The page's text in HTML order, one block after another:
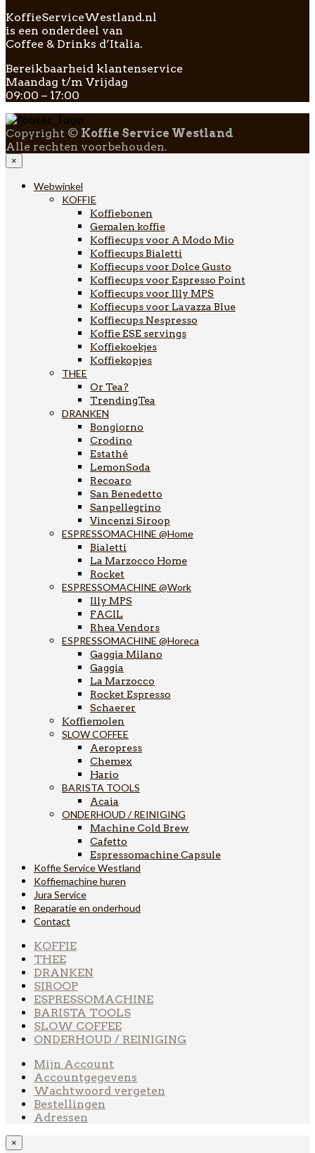
KoffieServiceWestland.nl
is een onderdeel van
Coffee & Drinks d’Italia.
Bereikbaarheid klantenservice
Maandag t/m Vrijdag
09:00 – 17:00
Copyright © Koffie Service Westland
Alle rechten voorbehouden.
×
Webwinkel
KOFFIE
Koffiebonen
Gemalen koffie
Koffiecups voor A Modo Mio
Koffiecups Bialetti
Koffiecups voor Dolce Gusto
Koffiecups voor Espresso Point
Koffiecups voor Illy MPS
Koffiecups voor Lavazza Blue
Koffiecups Nespresso
Koffie ESE servings
Koffiekoekjes
Koffiekopjes
THEE
Or Tea?
TrendingTea
DRANKEN
Bongiorno
Crodino
Estathé
LemonSoda
Recoaro
San Benedetto
Sanpellegrino
Vincenzi Siroop
ESPRESSOMACHINE @Home
Bialetti
La Marzocco Home
Rocket
ESPRESSOMACHINE @Work
Illy MPS
FACIL
Rhea Vendors
ESPRESSOMACHINE @Horeca
Gaggia Milano
Gaggia
La Marzocco
Rocket Espresso
Schaerer
Koffiemolen
SLOW COFFEE
Aeropress
Chemex
Hario
BARISTA TOOLS
Acaia
ONDERHOUD / REINIGING
Machine Cold Brew
Cafetto
Espressomachine Capsule
Koffie Service Westland
Koffiemachine huren
Jura Service
Reparatie en onderhoud
Contact
KOFFIE
THEE
DRANKEN
SIROOP
ESPRESSOMACHINE
BARISTA TOOLS
SLOW COFFEE
ONDERHOUD / REINIGING
Mijn Account
Accountgegevens
Wachtwoord vergeten
Bestellingen
Adressen
×